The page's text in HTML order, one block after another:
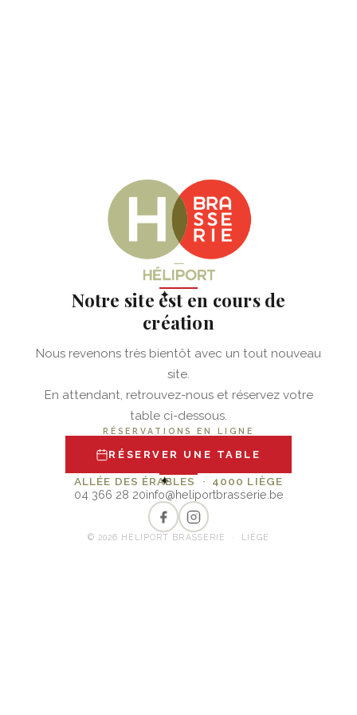
✦
Notre site est en cours de
création
Nous revenons très bientôt avec un tout nouveau
site.
En attendant, retrouvez-nous et réservez votre
table ci-dessous.
RÉSERVATIONS EN LIGNE
RÉSERVER UNE TABLE
✦
ALLÉE DES ÉRABLES · 4000 LIÈGE
04 366 28 20info@heliportbrasserie.be
© 2026 HÉLIPORT BRASSERIE · LIÈGE